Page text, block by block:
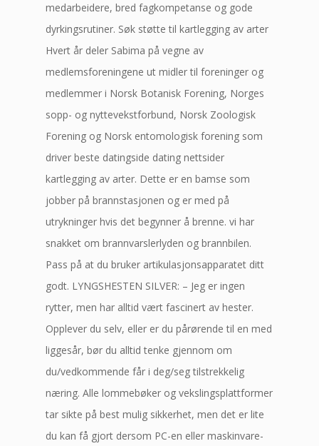
medarbeidere, bred fagkompetanse og gode
dyrkingsrutiner. Søk støtte til kartlegging av arter
Hvert år deler Sabima på vegne av
medlemsforeningene ut midler til foreninger og
medlemmer i Norsk Botanisk Forening, Norges
sopp- og nyttevekstforbund, Norsk Zoologisk
Forening og Norsk entomologisk forening som
driver beste datingside dating nettsider
kartlegging av arter. Dette er en bamse som
jobber på brannstasjonen og er med på
utrykninger hvis det begynner å brenne. vi har
snakket om brannvarslerlyden og brannbilen.
Pass på at du bruker artikulasjonsapparatet ditt
godt. LYNGSHESTEN SILVER: – Jeg er ingen
rytter, men har alltid vært fascinert av hester.
Opplever du selv, eller er du pårørende til en med
liggesår, bør du alltid tenke gjennom om
du/vedkommende får i deg/seg tilstrekkelig
næring. Alle lommebøker og vekslingsplattformer
tar sikte på best mulig sikkerhet, men det er lite
du kan få gjort dersom PC-en eller maskinvare-